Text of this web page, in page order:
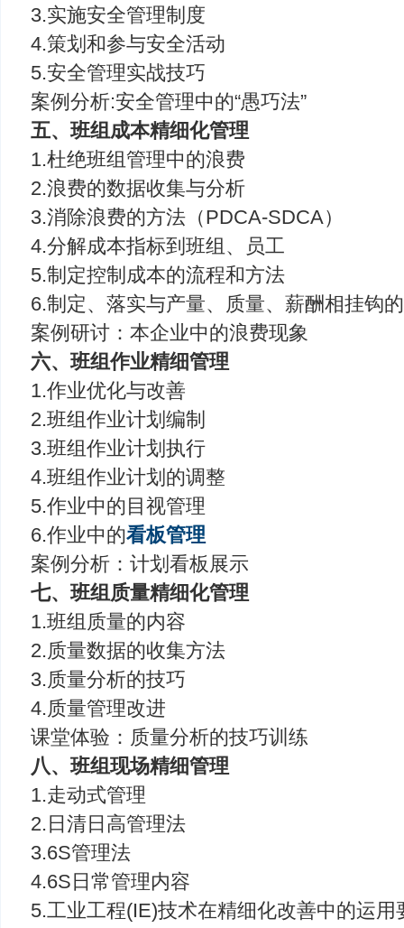
3.实施安全管理制度
4.策划和参与安全活动
5.安全管理实战技巧
案例分析:安全管理中的“愚巧法”
五、班组成本精细化管理
1.杜绝班组管理中的浪费
2.浪费的数据收集与分析
3.消除浪费的方法（PDCA-SDCA）
4.分解成本指标到班组、员工
5.制定控制成本的流程和方法
6.制定、落实与产量、质量、薪酬相挂钩
案例研讨：本企业中的浪费现象
六、班组作业精细管理
1.作业优化与改善
2.班组作业计划编制
3.班组作业计划执行
4.班组作业计划的调整
5.作业中的目视管理
6.作业中的看板管理
案例分析：计划看板展示
七、班组质量精细化管理
1.班组质量的内容
2.质量数据的收集方法
3.质量分析的技巧
4.质量管理改进
课堂体验：质量分析的技巧训练
八、班组现场精细管理
1.走动式管理
2.日清日高管理法
3.6S管理法
4.6S日常管理内容
5.工业工程(IE)技术在精细化改善中的运用